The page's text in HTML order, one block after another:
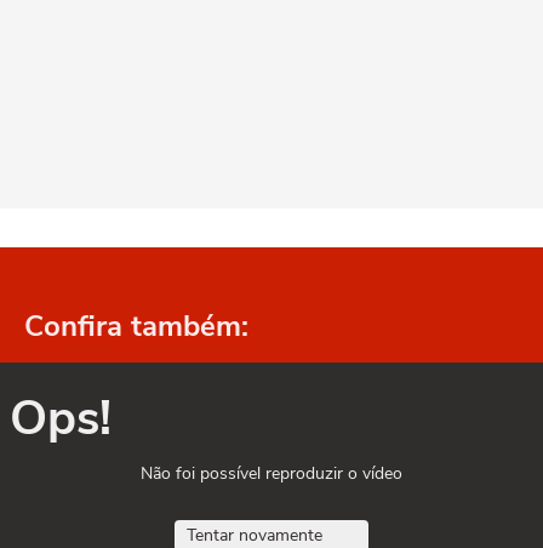
Confira também:
Ops!
Não foi possível reproduzir o vídeo
Tentar novamente